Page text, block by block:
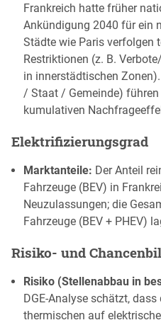
Frankreich hatte früher
Ankündigung 2040 für ein
Städte wie Paris verfolgen
Restriktionen (z. B.
in innerstädtischen
/ Staat / Gemeinde) führen
kumulativen
Elektrifizierungsgrad
Marktanteile: Der Anteil
Fahrzeuge (BEV) in
Neuzulassungen; die
Fahrzeuge (BEV + PHEV)
Risiko- und
Risiko (Stellenabbau in
DGE-Analyse schätzt,
thermischen auf